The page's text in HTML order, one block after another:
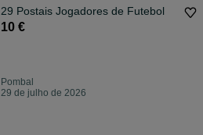
29 Postais Jogadores de Futebol
10 €
Pombal
29 de julho de 2026